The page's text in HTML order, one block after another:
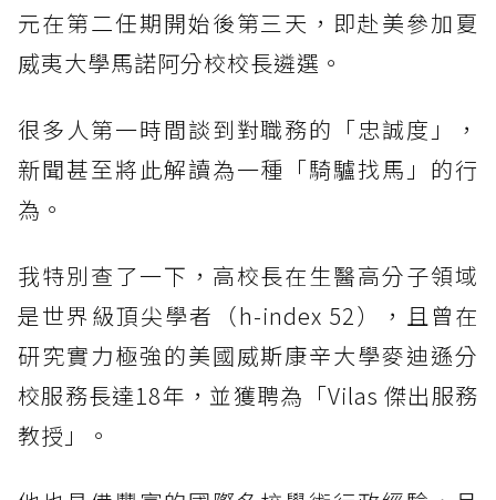
元在第二任期開始後第三天，即赴美參加夏
威夷大學馬諾阿分校校長遴選。
很多人第一時間談到對職務的「忠誠度」，
新聞甚至將此解讀為一種「騎驢找馬」的行
為。
我特別查了一下，高校長在生醫高分子領域
是世界級頂尖學者（h-index 52），且曾在
研究實力極強的美國威斯康辛大學麥迪遜分
校服務長達18年，並獲聘為「Vilas 傑出服務
教授」。